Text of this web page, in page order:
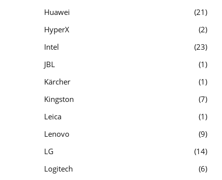
Huawei
21
HyperX
2
Intel
23
JBL
1
Kärcher
1
Kingston
7
Leica
1
Lenovo
9
LG
14
Logitech
6